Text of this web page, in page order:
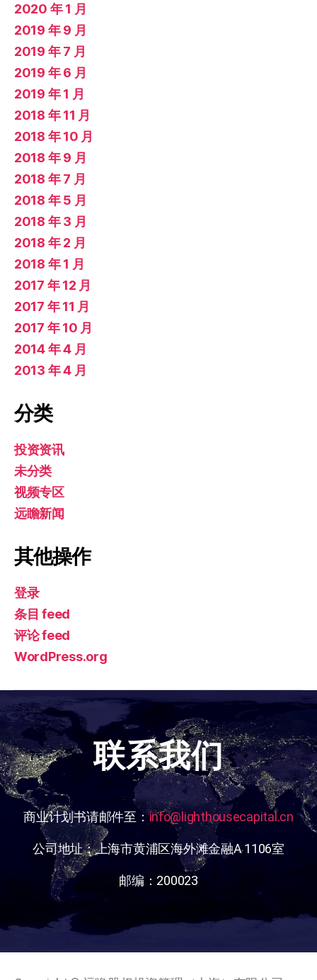
2020 年 1 月
2019 年 9 月
2019 年 7 月
2019 年 6 月
2019 年 1 月
2018 年 11 月
2018 年 10 月
2018 年 9 月
2018 年 7 月
2018 年 5 月
2018 年 3 月
2018 年 2 月
2018 年 1 月
2017 年 12 月
2017 年 11 月
2017 年 10 月
2014 年 4 月
2013 年 4 月
分类
投资资讯
未分类
视频专区
远瞻新闻
其他操作
登录
条目 feed
评论 feed
WordPress.org
联系我们
商业计划书请邮件至：info@lighthousecapital.cn
公司地址：上海市黄浦区海外滩金融A 1106室
邮编：200023